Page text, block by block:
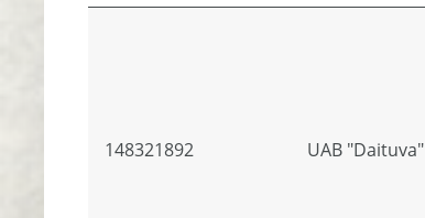
148321892 UAB "Daituva"